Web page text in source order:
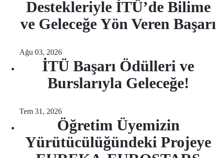
Destekleriyle İTÜ’de Bilime
ve Geleceğe Yön Veren Başarı
Ağu 03, 2026
İTÜ Başarı Ödülleri ve
Burslarıyla Geleceğe!
Tem 31, 2026
Öğretim Üyemizin
Yürütücülüğündeki Projeye